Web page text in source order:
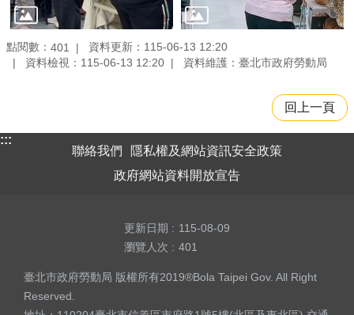
點閱數： 401
資料更新：115-06-13 12:20
資料檢視：115-06-13 12:20
資料維護：臺北市政府勞動局
回上一頁
:::
聯絡我們
隱私權及網站資訊安全政策
政府網站資料開放宣告
更新日期
115-08-09
瀏覽人次
401
臺北市政府勞動局 版權所有2019®Bola Taipei Gov. All Right
Reserved.